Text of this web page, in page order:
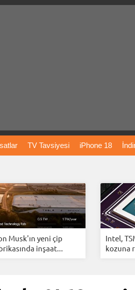
TV Tavsiyesi iPhone 18
Bitcoin Dizi Önerileri Telefon
Çöktü Mü
Musk'ın yeni çip
inşaat...
Intel,
kozuna